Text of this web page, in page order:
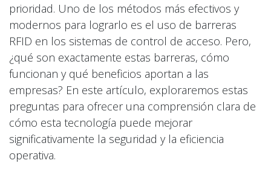
prioridad. Uno de los métodos más efectivos y
modernos para lograrlo es el uso de barreras
RFID en los sistemas de control de acceso. Pero,
¿qué son exactamente estas barreras, cómo
funcionan y qué beneficios aportan a las
empresas? En este artículo, exploraremos estas
preguntas para ofrecer una comprensión clara de
cómo esta tecnología puede mejorar
significativamente la seguridad y la eficiencia
operativa.